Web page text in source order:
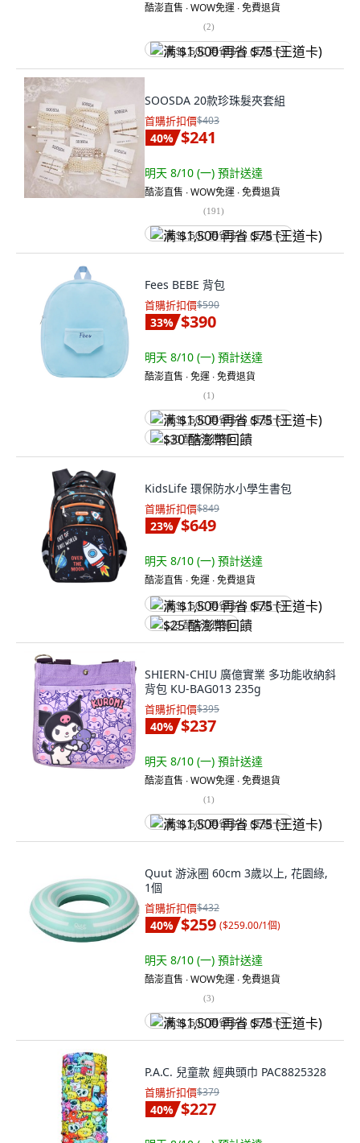
酷澎直售 ∙ WOW免運 ∙ 免費退貨
(2)
满 $1,500 再省 $75 (王道卡)
SOOSDA 20款珍珠髮夾套組
首購折扣價$403
40% $241
明天 8/10 (一) 預計送達
酷澎直售 ∙ WOW免運 ∙ 免費退貨
(191)
满 $1,500 再省 $75 (王道卡)
Fees BEBE 背包
首購折扣價$590
33% $390
明天 8/10 (一) 預計送達
酷澎直售 ∙ 免運 ∙ 免費退貨
(1)
满 $1,500 再省 $75 (王道卡)
$30 酷澎幣回饋
KidsLife 環保防水小學生書包
首購折扣價$849
23% $649
明天 8/10 (一) 預計送達
酷澎直售 ∙ 免運 ∙ 免費退貨
满 $1,500 再省 $75 (王道卡)
$25 酷澎幣回饋
SHIERN-CHIU 廣億實業 多功能收納斜
背包 KU-BAG013 235g
首購折扣價$395
40% $237
明天 8/10 (一) 預計送達
酷澎直售 ∙ WOW免運 ∙ 免費退貨
(1)
满 $1,500 再省 $75 (王道卡)
Quut 游泳圈 60cm 3歲以上, 花園綠,
1個
首購折扣價$432
40% $259 ($259.00/1個)
明天 8/10 (一) 預計送達
酷澎直售 ∙ WOW免運 ∙ 免費退貨
(3)
满 $1,500 再省 $75 (王道卡)
P.A.C. 兒童款 經典頭巾 PAC8825328
首購折扣價$379
40% $227